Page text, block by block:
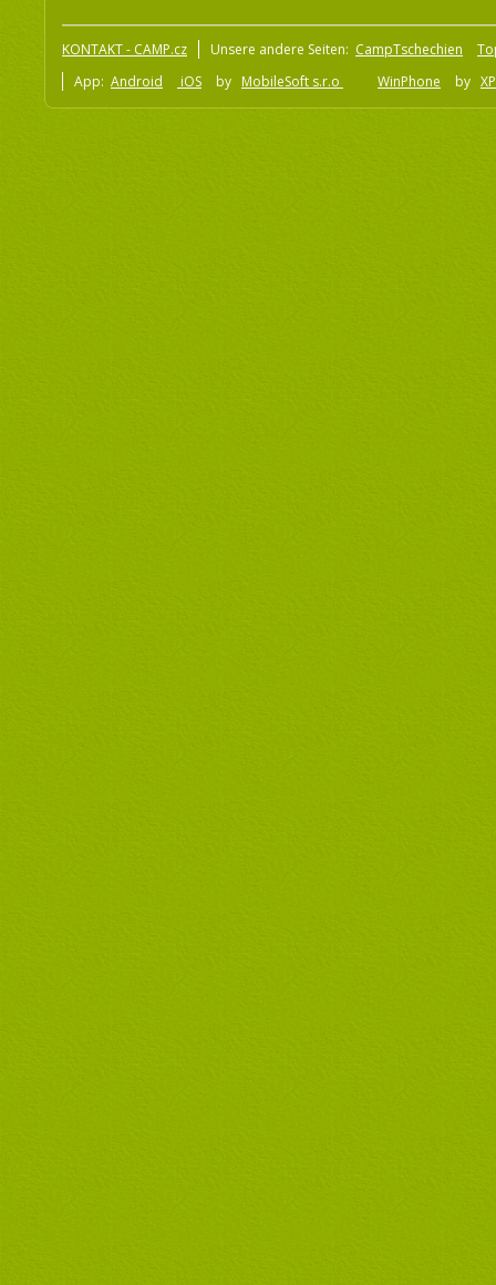
KONTAKT - CAMP.cz Unsere andere Seiten: CampTschechien
App: Android iOS by MobileSoft s.r.o WinPhone by